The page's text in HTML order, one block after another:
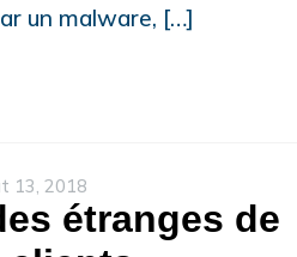
un malware, […]
13, 2018
étranges de